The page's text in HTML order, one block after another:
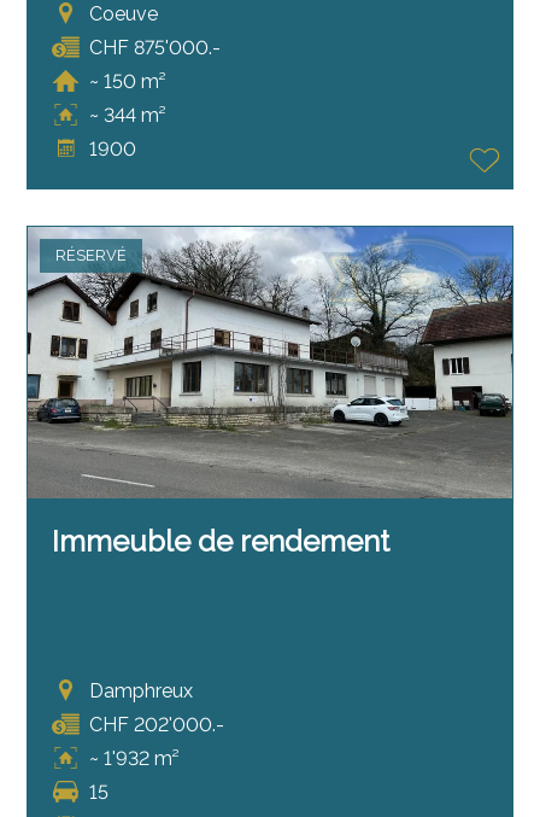
Coeuve
CHF 875'000.-
~ 150 m²
~ 344 m²
1900
RÉSERVÉ
Immeuble de rendement
Damphreux
CHF 202'000.-
~ 1'932 m²
15